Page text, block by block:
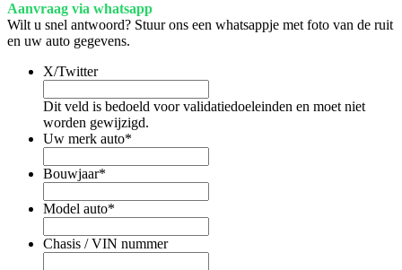
Aanvraag via whatsapp
Wilt u snel antwoord? Stuur ons een whatsappje met foto van de ruit
en uw auto gegevens.
X/Twitter
Dit veld is bedoeld voor validatiedoeleinden en moet niet
worden gewijzigd.
Uw merk auto*
Bouwjaar*
Model auto*
Chasis / VIN nummer